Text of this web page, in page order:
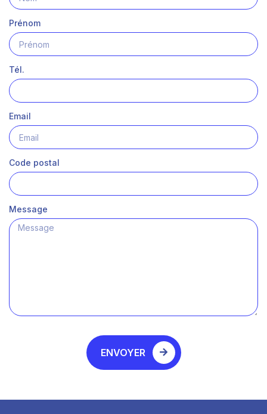
Prénom
Tél.
Email
Code postal
Message
ENVOYER